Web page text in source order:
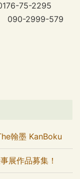
75-2295
090-2999-579
翰墨 KanBoku
展作品募集！